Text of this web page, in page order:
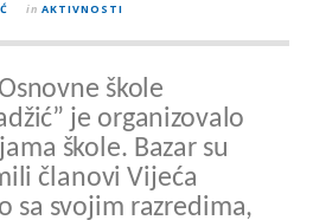
in AKTIVNOSTI
škole
je organizovalo
škole. Bazar su
članovi Vijeća
sa svojim razredima,